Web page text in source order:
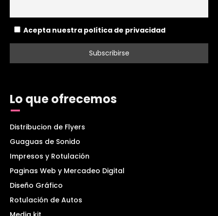
Acepta nuestra política de privacidad
Lo que ofrecemos
Distribucion de Flyers
Guaguas de Sonido
Impresos y Rotulación
Paginas Web y Mercadeo Digital
Diseño Gráfico
Rotulación de Autos